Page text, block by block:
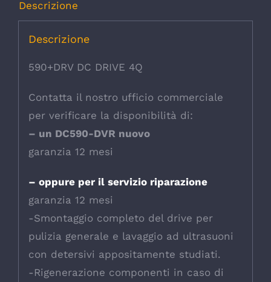
Descrizione
Descrizione
590+DRV DC DRIVE 4Q
Contatta il nostro ufficio commerciale
per verificare la disponibilità di:
– un DC590-DVR nuovo
garanzia 12 mesi
– oppure per il servizio riparazione
garanzia 12 mesi
-Smontaggio completo del drive per
pulizia generale e lavaggio ad ultrasuoni
con detersivi appositamente studiati.
-Rigenerazione componenti in caso di